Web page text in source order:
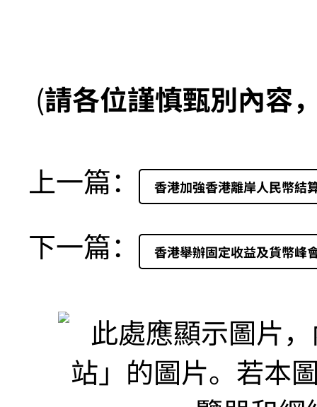
(請各位謹慎甄別內容
上一篇： 香港加強香港離岸人民幣結
下一篇： 香港舉辦固定收益及貨幣峰